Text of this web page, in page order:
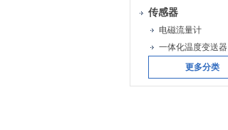
传感器
电磁流量计
一体化温度变送器
更多分类